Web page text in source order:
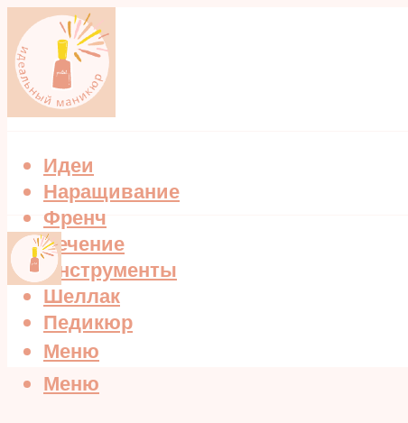
Идеи
Наращивание
Френч
Лечение
Инструменты
Шеллак
Педикюр
Меню
Меню